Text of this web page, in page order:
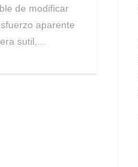
de modificar
aparente
sutil,...